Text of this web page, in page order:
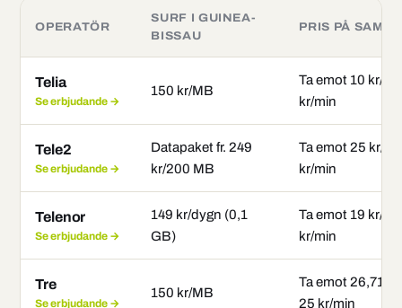
OPERATÖR
SURF I GUINEA-
BISSAU
PRIS PÅ
Telia
Se erbjudande →
150 kr/MB
Ta emot 10 kr/
kr/min
Tele2
Se erbjudande →
Datapaket fr. 249
kr/200 MB
Ta emot 25 kr/
kr/min
Telenor
Se erbjudande →
149 kr/dygn (0,1
GB)
Ta emot 19 kr/
kr/min
Tre
Se erbjudande →
150 kr/MB
Ta emot 26,71
25 kr/min